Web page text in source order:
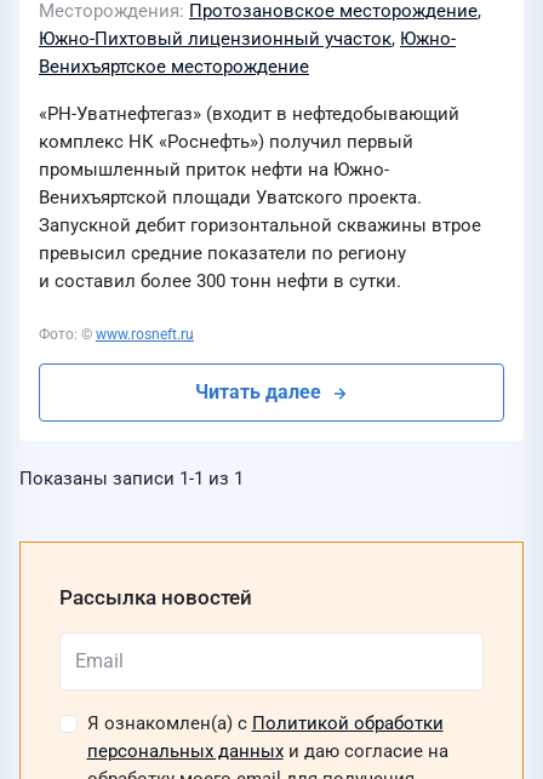
Месторождения Протозановское месторождение,
Южно-Пихтовый лицензионный участок, Южно-
Венихъяртское месторождение
«РН-Уватнефтегаз» (входит в нефтедобывающий
комплекс НК «Роснефть») получил первый
промышленный приток нефти на Южно-
Венихъяртской площади Уватского проекта.
Запускной дебит горизонтальной скважины втрое
превысил средние показатели по региону
и составил более 300 тонн нефти в сутки.
Читать далее
Фото: © www.rosneft.ru
Показаны записи 1-1 из 1
Рассылка новостей
Я ознакомлен(а) с Политикой обработки
персональных данныхи даю согласие на